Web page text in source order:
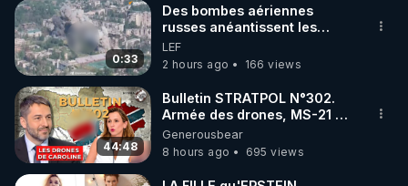
Toutes les vidéos Youtube sont aussi sur la
http://rgnr.li/odysee
🌱 LES STAGES EN PRÉSENTIEL
http://rgnr.li/stages
0:33
Des bombes aériennes
russes anéantissent les
centres de contrôle de
drones de 3 brigades
ukrainienne
LEF
2 hours ago
166 views
44:48
Bulletin STRATPOL N°302.
Armée des drones, MS-21 en
série, missiles coréens.
07.08.2026.
Generousbear
8 hours ago
695 views